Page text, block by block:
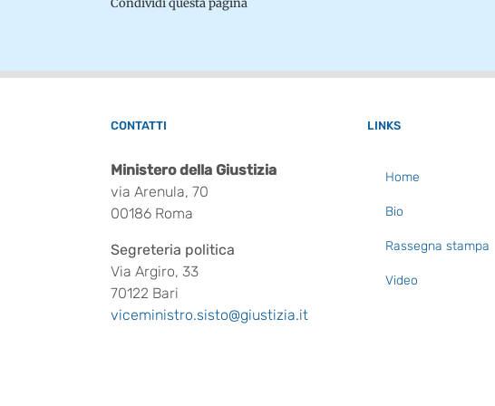
CONTATTI
Ministero della Giustizia
via Arenula, 70
00186 Roma
Segreteria politica
Via Argiro, 33
70122 Bari
viceministro.sisto@giustizia.it
LINKS
Home
Bio
Rassegna stampa
Video